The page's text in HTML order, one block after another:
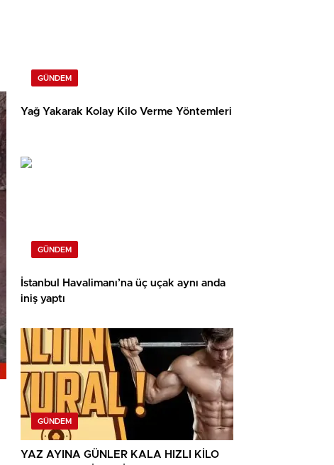
GÜNDEM
Yağ Yakarak Kolay Kilo Verme Yöntemleri
GÜNDEM
İstanbul Havalimanı’na üç uçak aynı anda
iniş yaptı
GÜNDEM
YAZ AYINA GÜNLER KALA HIZLI KİLO